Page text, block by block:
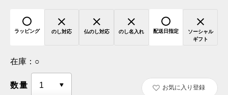
ラッピング のし対応 仏のし対応 のし名入れ 配送日指定
ソーシャル
ギフト
在庫： ○
数量 お気に入り登録